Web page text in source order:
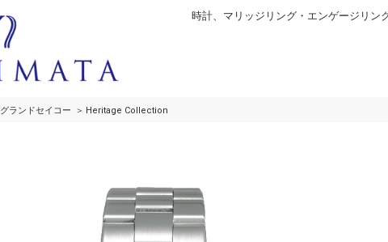
時計、マリッジリング・エンゲージリン
グランドセイコー Heritage Collection